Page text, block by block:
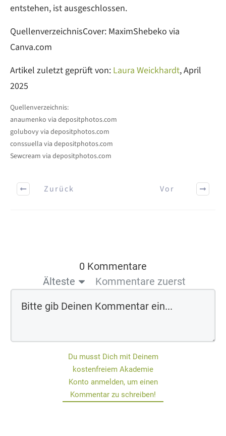
entstehen, ist ausgeschlossen.
QuellenverzeichnisCover: MaximShebeko via
Canva.com
Artikel zuletzt geprüft von: Laura Weickhardt, April
2025
Quellenverzeichnis:
anaumenko via depositphotos.com
golubovyvia depositphotos.com
conssuella via depositphotos.com
Sewcream via depositphotos.com
Zurück Vor
0 Kommentare
Älteste
Kommentare zuerst
Du musst Dich mit Deinem
kostenfreiem Akademie
Konto anmelden, um einen
Kommentar zu schreiben!